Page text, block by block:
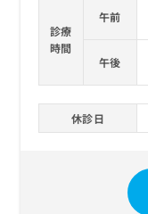
診療
時間
午前
午後
休診日